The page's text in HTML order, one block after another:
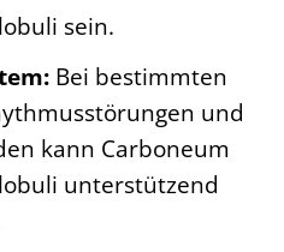
sein.
Bei bestimmten
und
kann Carboneum
unterstützend